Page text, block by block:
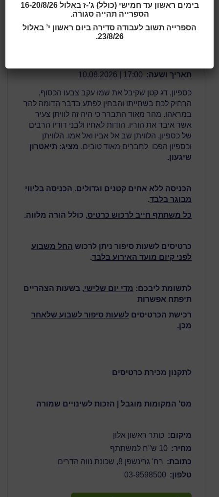
תאריך ושעה: 17:00 | 10.08.2026
כספיון, דג קטן שקיבל את שמו עקב צבעו הכסוף,
הרחיק לכת בשחייתו והבחין לפתע בדבר הדומה להר
במראהו. מהר מאוד התברר כי היה זה לוויתן צעיר
אשר איבד את הוריו. הודות לאחיו ולבני דודיו הרבים
של כספיון, הלוויתן שב אל אביו ואל אמו. הלוויתן
וכספיון הפכו לחברים מאוד טובים. מציג: תיאטרון
שיגעון.
הכניסה ללא אחים קטנים וגדולים. הכניסה בליווי
מבוגר בלבד.
כל משתתף חייב לרכוש כרטיס, כולל הורה מלווה.
כרטיסים לשעות סיפור ניתן לרכוש החל משבוע
לפני קיום מועד האירוע בלבד.
לתשומת ליבכם: מדי יום שלישי, בשעות הצהריים
תיפתח אפשרות
רכישת הכרטיסים לשעות סיפור לשבוע שלאחר
מכן.
לתקנון מכירת כרטיסים
מס' המקומות מוגבל | הזכות לשינויים שמורה
מיקום: כותר ראשון אלון
מחיר: 10 ש"ח למשתתף
כתובת: רח' גרינשפן 8, שכונת נווה הדרים
טלפון: 03-9598500
בימים ראשון עד חמישי (כולל) ג’-ז באלול 16-20/8/26
הספרייה תהייה סגורה.
הספרייה תשוב לעבודה סדירה ביום ראשון י’ באלול
23/8/26.